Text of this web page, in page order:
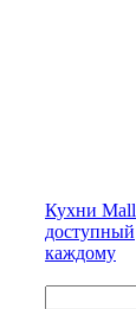
Кухни Mall
доступный
каждому